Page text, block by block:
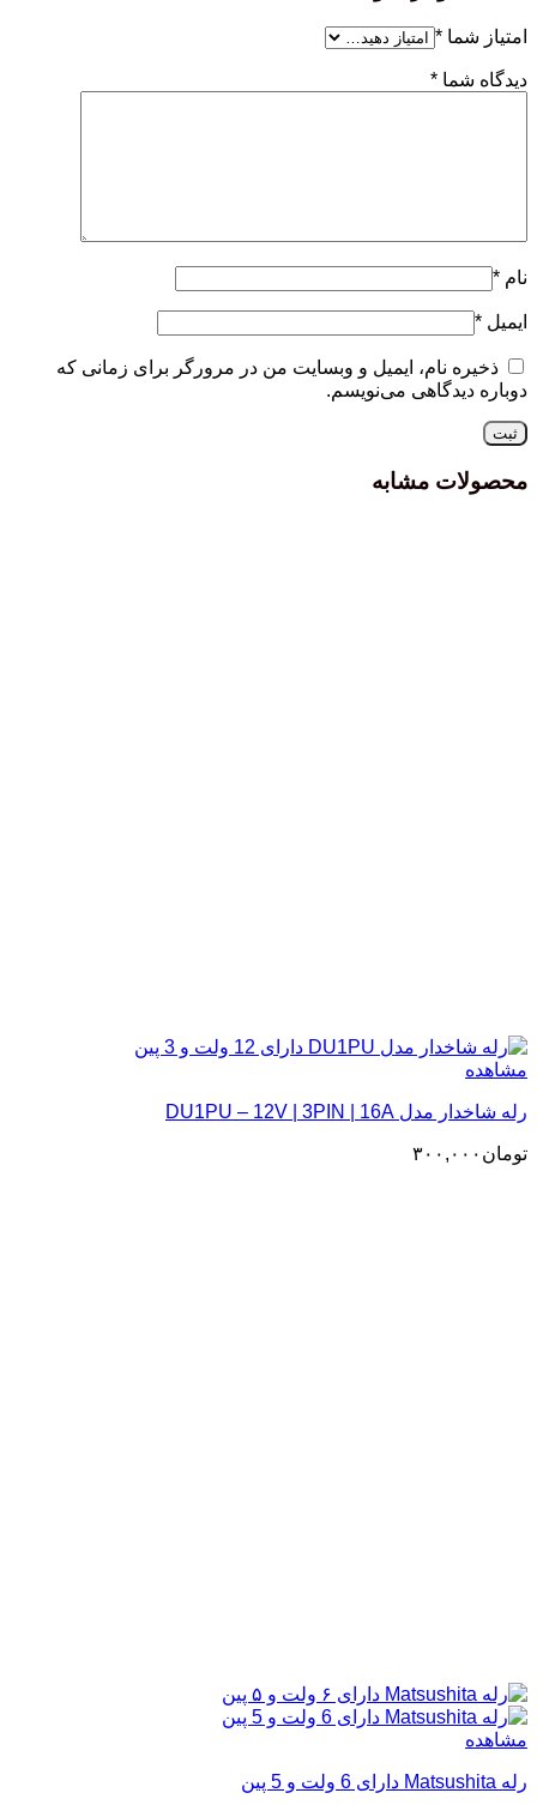
امتیاز شما *
دیدگاه شما *
نام *
ایمیل *
ذخیره نام، ایمیل و وبسایت من در مرورگر برای زمانی که
دوباره دیدگاهی می‌نویسم.
محصولات مشابه
مشاهده
رله شاخدار مدل DU1PU – 12V | 3PIN | 16A
تومان ۳۰۰,۰۰۰
مشاهده
رله Matsushita دارای 6 ولت و 5 پین